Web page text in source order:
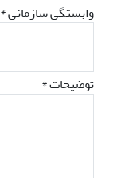
وابستگی سازمانی *
توضیحات *